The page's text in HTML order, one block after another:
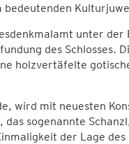
bedeutenden
unter der
des Schlosses.
holzvertäfelte
wird mit neuesten
sogenannte
der Lage